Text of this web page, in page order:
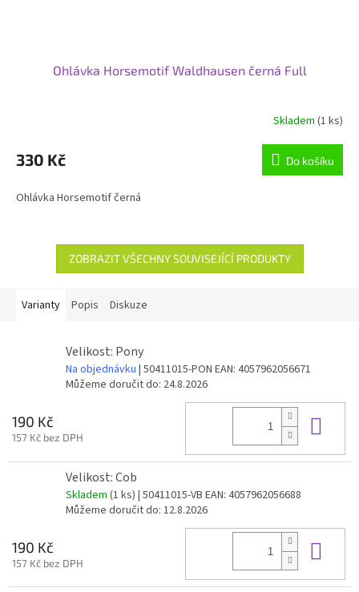
Ohlávka Horsemotif Waldhausen černá Full
produktu
je
z
Skladem(1 ks)
330 Kč Do košíku
Ohlávka Horsemotif černá
ZOBRAZIT VŠECHNY SOUVISEJÍCÍ PRODUKTY
Varianty Popis Diskuze
Velikost: Pony
Na objednávku | 50411015-PON EAN: 4057962056671
Můžeme doručit do: 24.8.2026
190 Kč
157 Kč bez DPH
Velikost: Cob
Skladem (1 ks) | 50411015-VB EAN: 4057962056688
Můžeme doručit do: 12.8.2026
190 Kč
157 Kč bez DPH